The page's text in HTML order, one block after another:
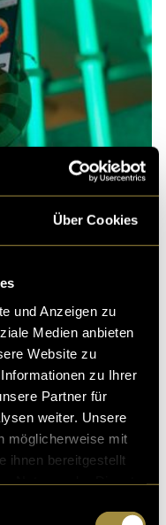
Über Cookies
und Anzeigen zu
Medien anbieten
Website zu
zu Ihrer
Partner für
weiter. Unsere
möglicherweise mit
ihnen bereitgestellt